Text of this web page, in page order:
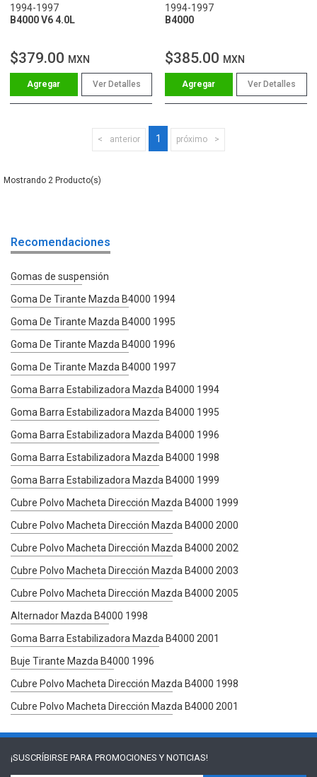
1994-1997
B4000 V6 4.0L
$379.00 MXN
Ver Detalles
1994-1997
B4000
$385.00 MXN
Ver Detalles
anterior 1 próximo
2
Recomendaciones
Gomas de suspensión
Goma De Tirante Mazda B4000 1994
Goma De Tirante Mazda B4000 1995
Goma De Tirante Mazda B4000 1996
Goma De Tirante Mazda B4000 1997
Goma Barra Estabilizadora Mazda B4000 1994
Goma Barra Estabilizadora Mazda B4000 1995
Goma Barra Estabilizadora Mazda B4000 1996
Goma Barra Estabilizadora Mazda B4000 1998
Goma Barra Estabilizadora Mazda B4000 1999
Cubre Polvo Macheta Dirección Mazda B4000 1999
Cubre Polvo Macheta Dirección Mazda B4000 2000
Cubre Polvo Macheta Dirección Mazda B4000 2002
Cubre Polvo Macheta Dirección Mazda B4000 2003
Cubre Polvo Macheta Dirección Mazda B4000 2005
Alternador Mazda B4000 1998
Goma Barra Estabilizadora Mazda B4000 2001
Buje Tirante Mazda B4000 1996
Cubre Polvo Macheta Dirección Mazda B4000 1998
Cubre Polvo Macheta Dirección Mazda B4000 2001
¡SUSCRÍBIRSE PARA PROMOCIONES Y NOTICIAS!